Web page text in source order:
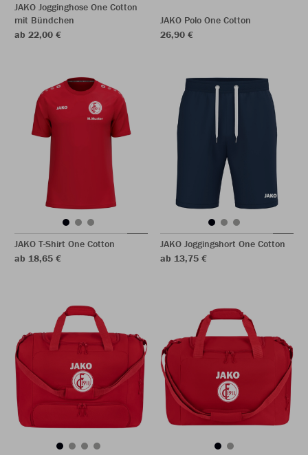
JAKO Jogginghose One Cotton
mit Bündchen
ab 22,00 €
JAKO Polo One Cotton
26,90 €
JAKO T-Shirt One Cotton
ab 18,65 €
JAKO Joggingshort One Cotton
ab 13,75 €